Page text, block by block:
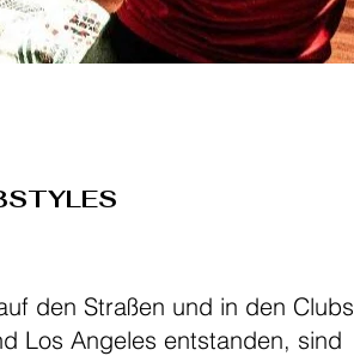
den Straßen und in den Clubs
Los Angeles entstanden, sind